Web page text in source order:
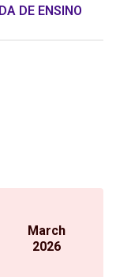
DE ENSINO
March
2026